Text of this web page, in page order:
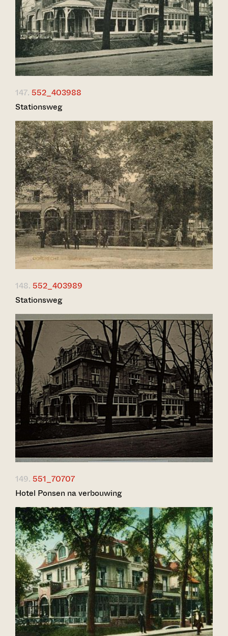
147. 552_403988
Stationsweg
148. 552_403989
Stationsweg
149. 551_70707
Hotel Ponsen na verbouwing